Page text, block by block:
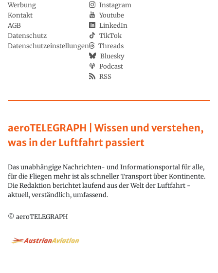
aeroTELEGRAPH | Wissen und verstehen,
was in der Luftfahrt passiert
Das unabhängige Nachrichten- und Informationsportal für alle,
für die Fliegen mehr ist als schneller Transport über Kontinente.
Die Redaktion berichtet laufend aus der Welt der Luftfahrt -
aktuell, verständlich, umfassend.
© aeroTELEGRAPH
Werbung
Kontakt
AGB
Datenschutz
Datenschutzeinstellungen
Instagram
Youtube
LinkedIn
TikTok
Threads
Bluesky
Podcast
RSS